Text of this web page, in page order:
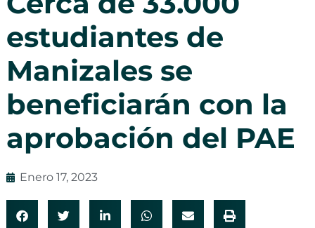
estudiantes de
Manizales se
beneficiarán con la
aprobación del PAE
Enero 17, 2023